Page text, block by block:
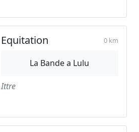
Equitation 0 km
La Bande a Lulu
Ittre